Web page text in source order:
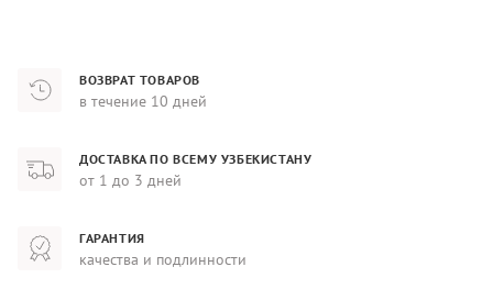
ВОЗВРАТ ТОВАРОВ
в течение 10 дней
ДОСТАВКА ПО ВСЕМУ УЗБЕКИСТАНУ
от 1 до 3 дней
ГАРАНТИЯ
качества и подлинности